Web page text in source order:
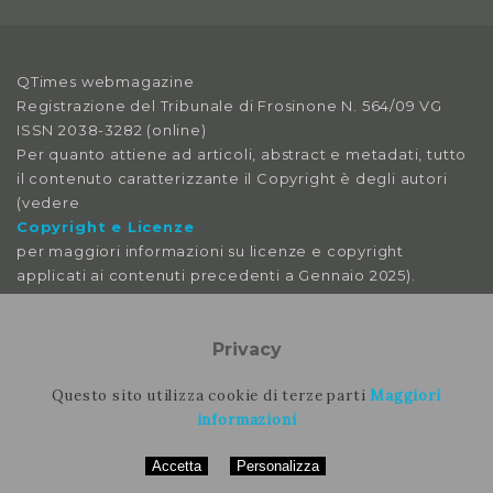
2018
Anno X, Numero 2
2018
Anno X, Numero 1
2018
Anno IX, Numero 4
2017
QTimes webmagazine
Registrazione del Tribunale di Frosinone N. 564/09 VG
ISSN 2038-3282 (online)
Per quanto attiene ad articoli, abstract e metadati, tutto
il contenuto caratterizzante il Copyright è degli autori
(vedere
Copyright e Licenze
per maggiori informazioni su licenze e copyright
applicati ai contenuti precedenti a Gennaio 2025).
splitshire
Per contattare la rimozione contattare il nostro staff
Privacy
Questo sito utilizza cookie di terze partiMaggiori
informazioni
Accetta Personalizza